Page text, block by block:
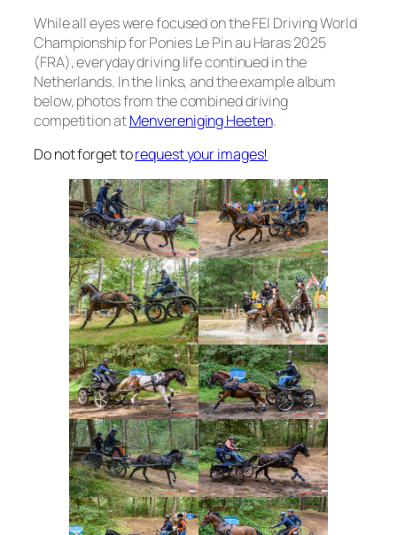
While all eyes were focused on the FEI Driving World
Championship for Ponies Le Pin au Haras 2025
(FRA), everyday driving life continued in the
Netherlands. In the links, and the example album
below, photos from the combined driving
competition atMenvereniging Heeten.
Do not forget torequest your images!